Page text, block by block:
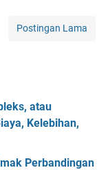
Postingan Lama
atau
Kelebihan,
Perbandingan